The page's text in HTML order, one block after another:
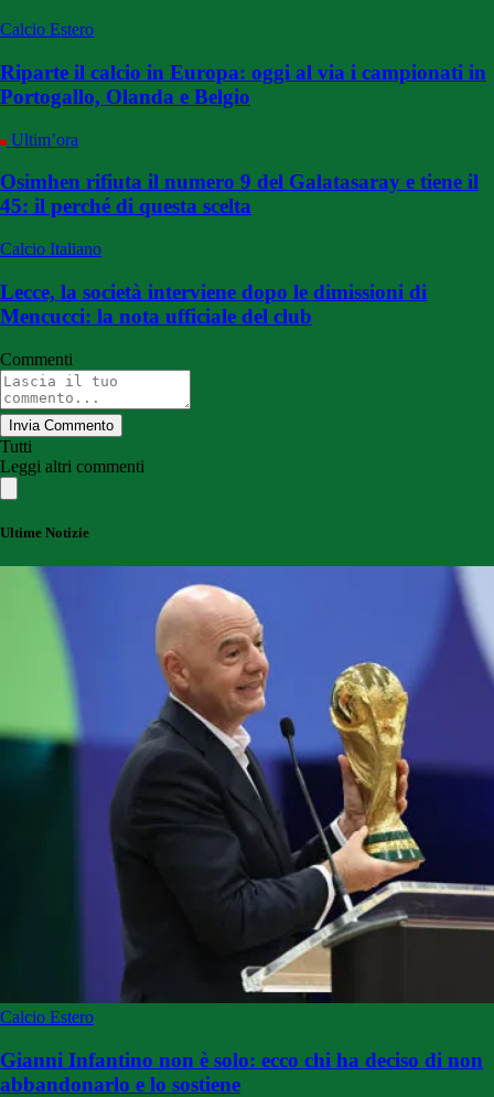
Calcio Estero
Riparte il calcio in Europa: oggi al via i campionati in
Portogallo, Olanda e Belgio
Ultim’ora
Osimhen rifiuta il numero 9 del Galatasaray e tiene il
45: il perché di questa scelta
Calcio Italiano
Lecce, la società interviene dopo le dimissioni di
Mencucci: la nota ufficiale del club
Commenti
Invia Commento
Tutti
Leggi altri commenti
Ultime Notizie
Calcio Estero
Gianni Infantino non è solo: ecco chi ha deciso di non
abbandonarlo e lo sostiene